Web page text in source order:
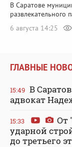
В Саратове
развлекательного
6 августа 14:25
ГЛАВНЫЕ
15:49 В
адвокат
15:33
От
ударной
до третьего